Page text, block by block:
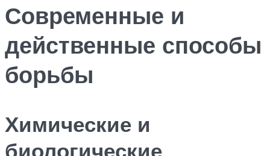
Современные и
действенные способы
борьбы
Химические и
биологические